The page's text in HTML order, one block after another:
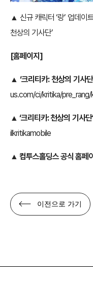
▲ 신규 캐릭터 ‘랑’ 업데이
천상의 기사단’
[홈페이지]
▲‘크리티카: 천상의 기사
us.com/ci/kritika/pre_rang/
▲ ‘크리티카: 천상의 기사
ilkritikamobile
▲ 컴투스홀딩스 공식 홈페
이전으로 가기